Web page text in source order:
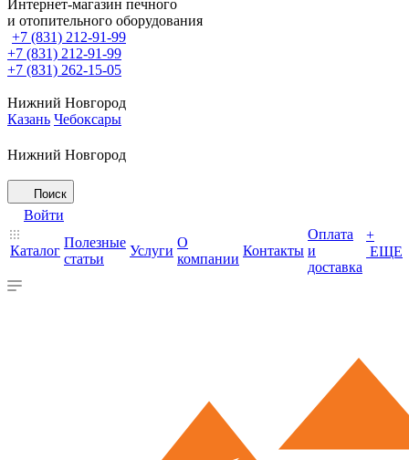
Интернет-магазин печного
и отопительного оборудования
+7 (831) 212-91-99
+7 (831) 212-91-99
+7 (831) 262-15-05
Нижний Новгород
Казань Чебоксары
Нижний Новгород
Поиск
Войти
Каталог
Полезные
статьи
Услуги
О
компании
Контакты
Оплата
и
доставка
+
ЕЩЕ